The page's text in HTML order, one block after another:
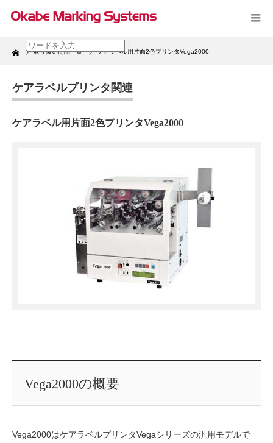
Home 取り扱い商品一覧 ケアラベル用片面2色プリンタVega2000
ケアラベルプリンタ関連
ケアラベル用片面2色プリンタVega2000
Vega2000の概要
Vega2000はケアラベルプリンタVegaシリーズの汎用モデルで